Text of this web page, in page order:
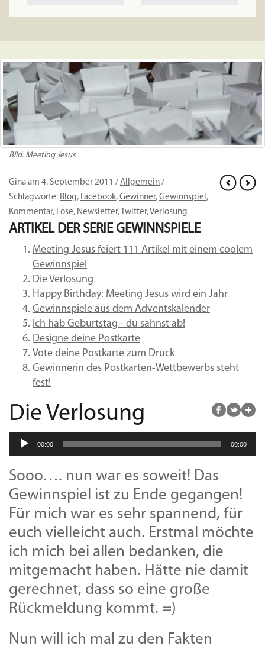
Bild: Meeting Jesus
Gina am 4. September 2011 / Allgemein /
Schlagworte: Blog, Facebook, Gewinner, Gewinnspiel,
Kommentar, Lose, Newsletter, Twitter,Verlosung
ARTIKEL DER SERIEGEWINNSPIELE
Meeting Jesus feiert 111 Artikel mit einem coolem
Gewinnspiel
Die Verlosung
Happy Birthday: Meeting Jesus wird ein Jahr
Gewinnspiele aus dem Adventskalender
Ich hab Geburtstag - du sahnst ab!
Designe deine Postkarte
Vote deine Postkarte zum Druck
Gewinnerin des Postkarten-Wettbewerbs steht
fest!
Die Verlosung
Audio-
Player
00:00 00:00
Sooo…. nun war es soweit! Das
Gewinnspiel ist zu Ende gegangen!
Für mich war es sehr spannend, für
euch vielleicht auch. Erstmal möchte
ich mich bei allen bedanken, die
mitgemacht haben. Hätte nie damit
gerechnet, dass so eine große
Rückmeldung kommt. =)
Nun will ich mal zu den Fakten